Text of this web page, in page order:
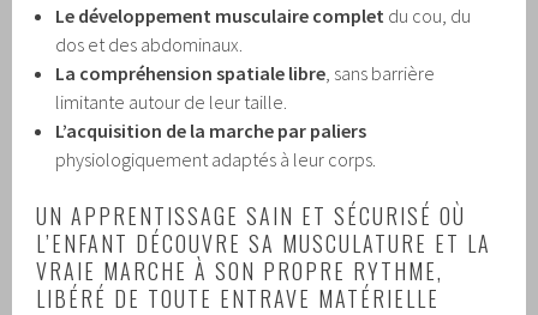
Le développement musculaire complet du cou, du
dos et des abdominaux.
La compréhension spatiale libre , sans barrière
limitante autour de leur taille.
L’acquisition de la marche par paliers
physiologiquement adaptés à leur corps.
UN APPRENTISSAGE SAIN ET SÉCURISÉ OÙ
L’ENFANT DÉCOUVRE SA MUSCULATURE ET LA
VRAIE MARCHE À SON PROPRE RYTHME,
LIBÉRÉ DE TOUTE ENTRAVE MATÉRIELLE